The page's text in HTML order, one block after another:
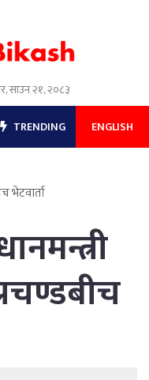
साउन २१, २०८३
TRENDING ENGLISH
भेटवार्ता